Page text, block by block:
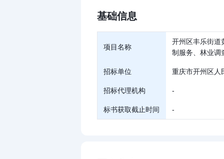
基础信息
项目名称
开州区丰乐街道
制服务、林业调
招标单位 重庆市开州区人
招标代理机构 -
标书获取截止时间 -